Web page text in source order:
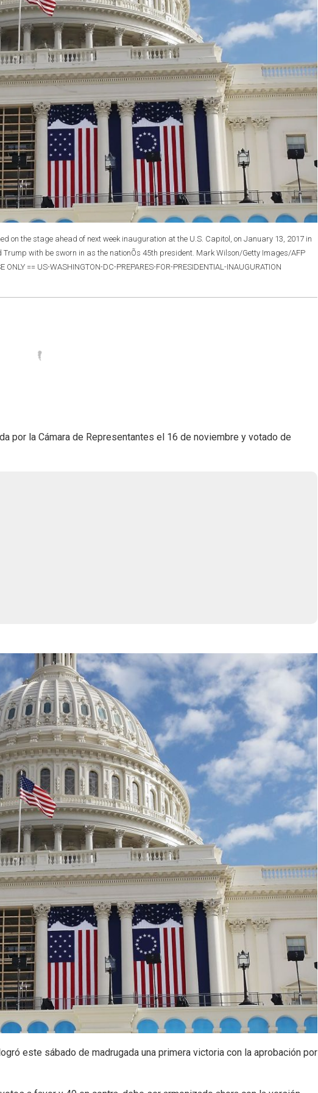
on the stage ahead of next week inauguration at the U.S. Capitol, on January 13, 2017 in
with be sworn in as the nationÕs 45th president. Mark Wilson/Getty Images/AFP
ONLY == US-WASHINGTON-DC-PREPARES-FOR-PRESIDENTIAL-INAUGURATION
por la Cámara de Representantes el 16 de noviembre y votado de
este sábado de madrugada una primera victoria con la aprobación por